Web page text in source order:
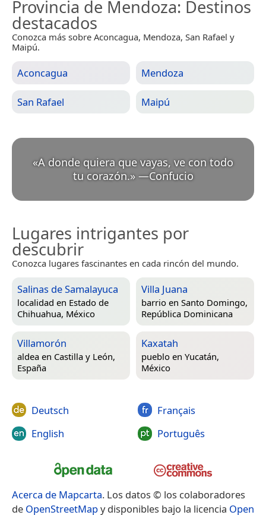
Provincia de Mendoza: Destinos
destacados
Conozca más sobre Aconcagua, Mendoza, San Rafael y
Maipú.
Aconcagua Mendoza
San Rafael Maipú
«A donde quiera que vayas, ve con todo
tu corazón.» —Confucio
Lugares intrigantes por
descubrir
Conozca lugares fascinantes en cada rincón del mundo.
Salinas de Samalayuca
localidad en Estado de
Chihuahua, México
Villa Juana
barrio en Santo Domingo,
República Dominicana
Villamorón
aldea en Castilla y León,
España
Kaxatah
pueblo en Yucatán,
México
Deutsch
English
Français
Português
Acerca de Mapcarta. Los datos © los colaboradores
de OpenStreetMapy disponibles bajo la licencia Open